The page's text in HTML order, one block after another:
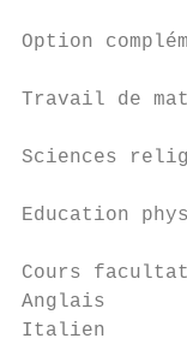
Option
Travail de
Sciences
Education
Cours
Anglais
Italien